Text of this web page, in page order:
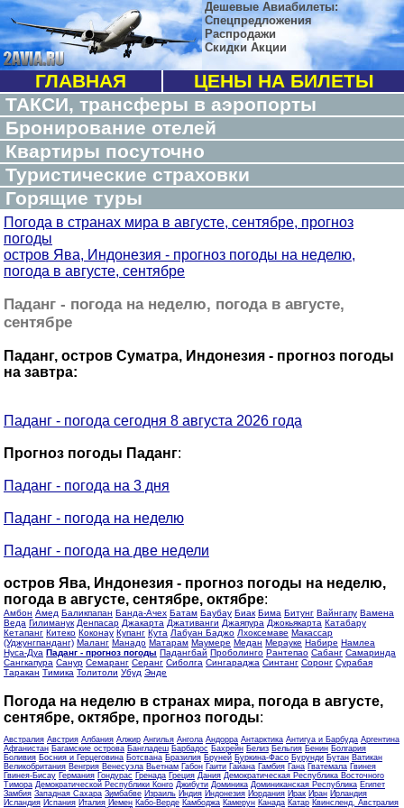
Дешевые Авиабилеты:
Спецпредложения
Распродажи
Скидки Акции
ГЛАВНАЯ
ЦЕНЫ НА БИЛЕТЫ
ТАКСИ, трансферы в аэропорты
Бронирование отелей
Квартиры посуточно
Туристические страховки
Горящие туры
Погода в странах мира в августе, сентябре, прогноз
погоды
остров Ява, Индонезия - прогноз погоды на неделю,
погода в августе, сентябре
Паданг - погода на неделю, погода в августе,
сентябре
Паданг, остров Суматра, Индонезия - прогноз погоды
на завтра:
Паданг - погода сегодня 8 августа 2026 года
Прогноз погоды Паданг:
Паданг - погода на 3 дня
Паданг - погода на неделю
Паданг - погода на две недели
остров Ява, Индонезия - прогноз погоды на неделю,
погода в августе, сентябре, октябре:
Амбон Амед Баликпапан Банда-Ачех Батам Баубау Биак Бима Битунг Вайнгапу Вамена
Веда Гилиманук Денпасар Джакарта Джативанги Джаяпура Джокьякарта Катабару
Кетапанг Китеко Коконау Купанг Кута Лабуан Баджо Лхоксемаве Макассар
(Уджунгпанданг) Маланг Манадо Матарам Маумере Медан Мерауке Набире Намлеа
Нуса-Дуа Паданг - прогноз погоды Падангбай Проболинго Рантепао Сабанг Самаринда
Сангкапура Санур Семаранг Серанг Сиболга Сингараджа Синтанг Соронг Сурабая
Таракан Тимика Толитоли Убуд Энде
Погода на неделю в странах мира, погода в августе,
сентябре, октябре, прогноз погоды:
Австралия Австрия Албания Алжир Ангилья Ангола Андорра Антарктика Антигуа и Барбуда Аргентина
Афганистан Багамские острова Бангладеш Барбадос Бахрейн Белиз Бельгия Бенин Болгария
Боливия Босния и Герцеговина Ботсвана Бразилия Бруней Буркина-Фасо Бурунди Бутан Ватикан
Великобритания Венгрия Венесуэла Вьетнам Габон Гаити Гайана Гамбия Гана Гватемала Гвинея
Гвинея-Бисау Германия Гондурас Гренада Греция Дания Демократическая Республика Восточного
Тимора Демократической Республики Конго Джибути Доминика Доминиканская Республика Египет
Замбия Западная Сахара Зимбабве Израиль Индия Индонезия Иордания Ирак Иран Ирландия
Исландия Испания Италия Йемен Кабо-Верде Камбоджа Камерун Канада Катар Квинсленд, Австралия